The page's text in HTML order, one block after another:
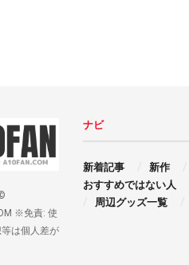
※免責: 使
は個人差が
ナビ
新着記事 新作
おすすめではない人
周辺グッズ一覧